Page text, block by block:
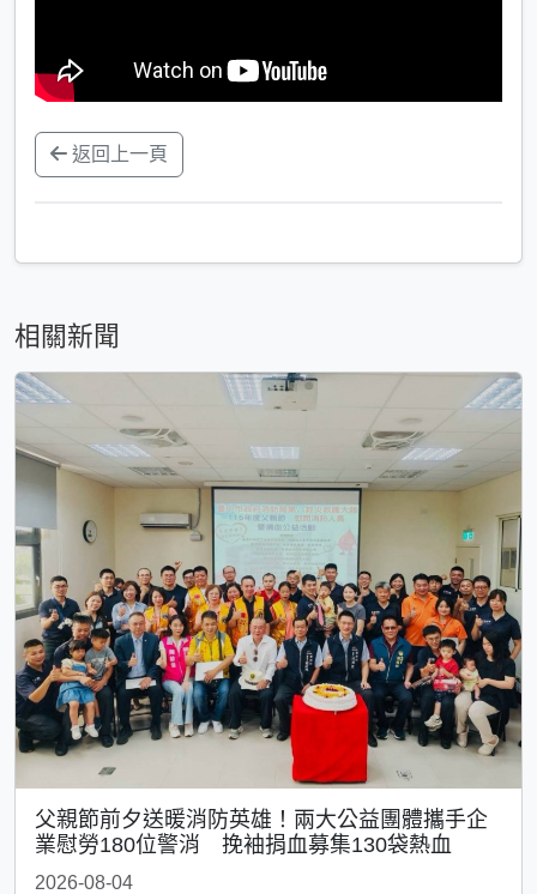
返回上一頁
相關新聞
父親節前夕送暖消防英雄！兩大公益團體攜手企
業慰勞180位警消 挽袖捐血募集130袋熱血
2026-08-04